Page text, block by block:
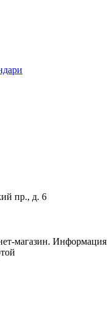
пр., д. 6
магазин. Информация